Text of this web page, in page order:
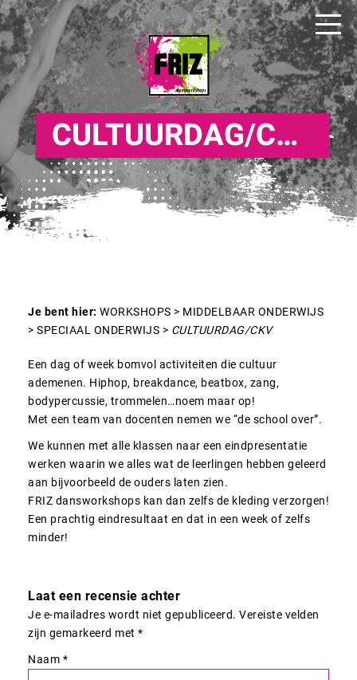
CULTUURDAG/CKV
Je bent hier: WORKSHOPS > MIDDELBAAR ONDERWIJS
> SPECIAAL ONDERWIJS > CULTUURDAG/CKV
Een dag of week bomvol activiteiten die cultuur
ademenen. Hiphop, breakdance, beatbox, zang,
bodypercussie, trommelen…noem maar op!
Met een team van docenten nemen we “de school over”.
We kunnen met alle klassen naar een eindpresentatie
werken waarin we alles wat de leerlingen hebben geleerd
aan bijvoorbeeld de ouders laten zien.
FRIZ dansworkshops kan dan zelfs de kleding verzorgen!
Een prachtig eindresultaat en dat in een week of zelfs
minder!
Laat een recensie achter
Je e-mailadres wordt niet gepubliceerd. Vereiste velden
zijn gemarkeerd met *
Naam *